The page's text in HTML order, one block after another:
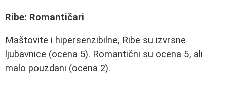
Ribe: Romantičari
Maštovite i hipersenzibilne, Ribe su izvrsne
ljubavnice (ocena 5). Romantični su ocena 5, ali
malo pouzdani (ocena 2).